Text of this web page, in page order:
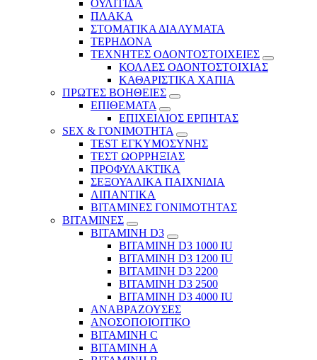
ΟΥΛΙΤΙΔΑ
ΠΛΑΚΑ
ΣΤΟΜΑΤΙΚΑ ΔΙΑΛΥΜΑΤΑ
ΤΕΡΗΔΟΝΑ
ΤΕΧΝΗΤΕΣ ΟΔΟΝΤΟΣΤΟΙΧΕΙΕΣ
ΚΟΛΛΕΣ ΟΔΟΝΤΟΣΤΟΙΧΙΑΣ
ΚΑΘΑΡΙΣΤΙΚΑ ΧΑΠΙΑ
ΠΡΩΤΕΣ ΒΟΗΘΕΙΕΣ
ΕΠΙΘΕΜΑΤΑ
ΕΠΙΧΕΙΛΙΟΣ ΕΡΠΗΤΑΣ
SEX & ΓΟΝΙΜΟΤΗΤΑ
TEST ΕΓΚΥΜΟΣΥΝΗΣ
ΤΕΣΤ ΩΟΡΡΗΞΙΑΣ
ΠΡΟΦΥΛΑΚΤΙΚΑ
ΣΕΞΟΥΑΛΙΚΑ ΠΑΙΧΝΙΔΙΑ
ΛΙΠΑΝΤΙΚΑ
ΒΙΤΑΜΙΝΕΣ ΓΟΝΙΜΟΤΗΤΑΣ
ΒΙΤΑΜΙΝΕΣ
ΒΙΤΑΜΙΝΗ D3
ΒΙΤΑΜΙΝΗ D3 1000 IU
ΒΙΤΑΜΙΝΗ D3 1200 IU
ΒΙΤΑΜΙΝΗ D3 2200
ΒΙΤΑΜΙΝΗ D3 2500
BITAMINH D3 4000 IU
ΑΝΑΒΡΑΖΟΥΣΕΣ
ΑΝΟΣΟΠΟΙΟΙΤΙΚΟ
ΒΙΤΑΜΙΝΗ C
ΒΙΤΑΜΙΝΗ Α